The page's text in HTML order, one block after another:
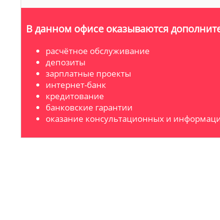
В данном офисе оказываются
расчётное обслуживание
депозиты
зарплатные проекты
интернет-банк
кредитование
банковские гарантии
оказание консультационных и